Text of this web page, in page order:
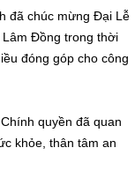
đã chúc mừng Đại Lễ
Đồng trong thời
đóng góp cho công
quyền đã quan
khỏe, thân tâm an